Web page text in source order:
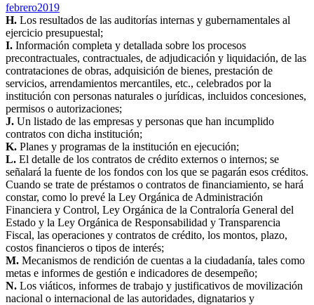
febrero2019
H. Los resultados de las auditorías internas y gubernamentales al
ejercicio presupuestal;
I. Información completa y detallada sobre los procesos
precontractuales, contractuales, de adjudicación y liquidación, de las
contrataciones de obras, adquisición de bienes, prestación de
servicios, arrendamientos mercantiles, etc., celebrados por la
institución con personas naturales o jurídicas, incluidos concesiones,
permisos o autorizaciones;
J. Un listado de las empresas y personas que han incumplido
contratos con dicha institución;
K. Planes y programas de la institución en ejecución;
L. El detalle de los contratos de crédito externos o internos; se
señalará la fuente de los fondos con los que se pagarán esos créditos.
Cuando se trate de préstamos o contratos de financiamiento, se hará
constar, como lo prevé la Ley Orgánica de Administración
Financiera y Control, Ley Orgánica de la Contraloría General del
Estado y la Ley Orgánica de Responsabilidad y Transparencia
Fiscal, las operaciones y contratos de crédito, los montos, plazo,
costos financieros o tipos de interés;
M. Mecanismos de rendición de cuentas a la ciudadanía, tales como
metas e informes de gestión e indicadores de desempeño;
N. Los viáticos, informes de trabajo y justificativos de movilización
nacional o internacional de las autoridades, dignatarios y